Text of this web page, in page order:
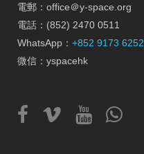
電郵：office＠y-space.org
電話：(852) 2470 0511
WhatsApp： +852 9173 6252
微信：yspacehk